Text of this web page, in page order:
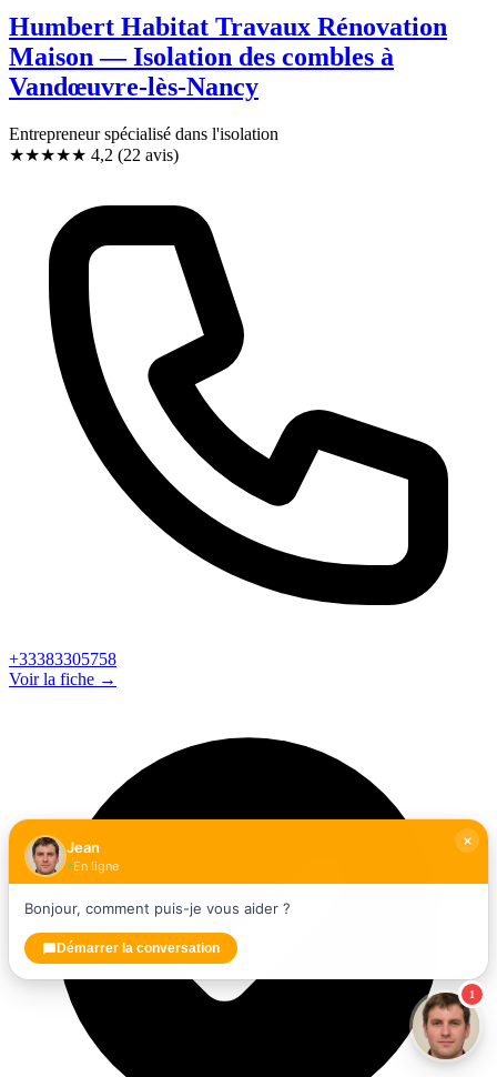
Humbert Habitat Travaux Rénovation
Maison — Isolation des combles à
Vandœuvre-lès-Nancy
Entrepreneur spécialisé dans l'isolation
★★★★★ 4,2 (22 avis)
+33383305758
Voir la fiche →
1
Jean
En ligne
Bonjour, comment puis-je vous aider ?
Démarrer la conversation